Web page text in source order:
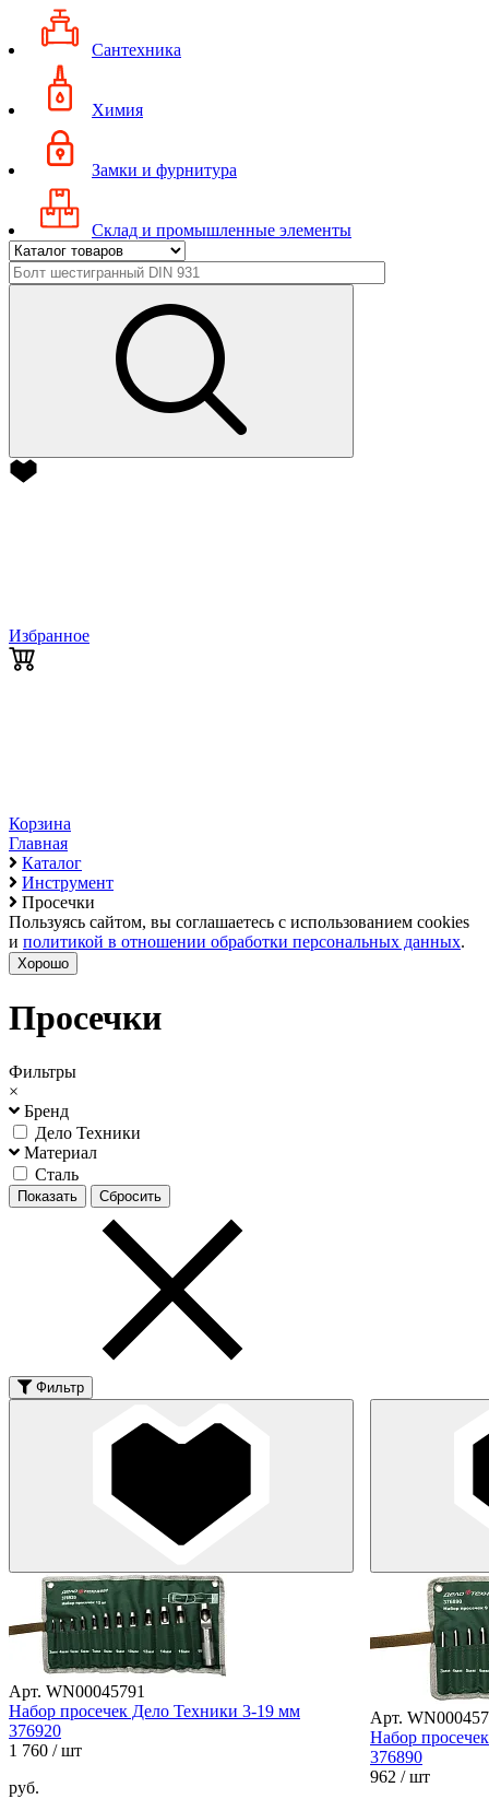
Сантехника
Химия
Замки и фурнитура
Склад и промышленные элементы
Избранное
Корзина
Главная
Каталог
Инструмент
Просечки
Пользуясь сайтом, вы соглашаетесь с использованием cookies
и политикой в отношении обработки персональных данных.
Хорошо
Просечки
Фильтры
×
Бренд
Дело Техники
Материал
Сталь
Фильтр
Арт. WN00045791
Набор просечек Дело Техники 3-19 мм
376920
1 760 / шт
руб.
Арт.
Набор
376890
962 / шт